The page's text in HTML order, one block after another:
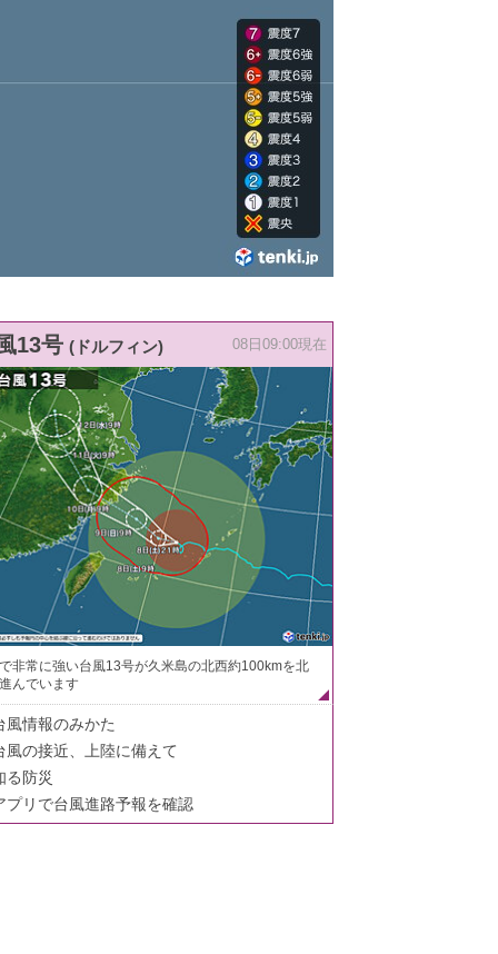
13号 (ドルフィン) 08日09:00現在
非常に強い台風13号が久米島の北西約100kmを北
んでいます
風情報のみかた
風の接近、上陸に備えて
る防災
プリで台風進路予報を確認